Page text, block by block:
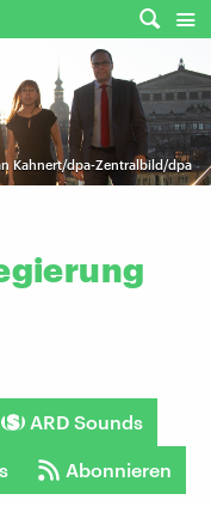
Kahnert/dpa-Zentralbild/dpa
ARD Sounds
Abonnieren